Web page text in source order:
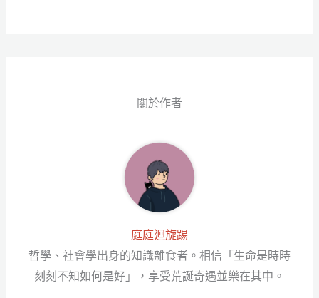
關於作者
庭庭迴旋踢
哲學、社會學出身的知識雜食者。相信「生命是時時
刻刻不知如何是好」，享受荒誕奇遇並樂在其中。